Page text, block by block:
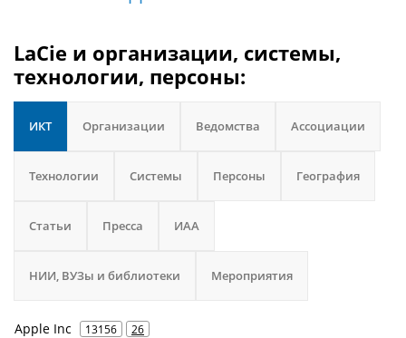
LaCie и организации, системы,
технологии, персоны:
ИКТ Организации Ведомства Ассоциации
Технологии Системы Персоны География
Статьи Пресса ИАА
НИИ, ВУЗы и библиотеки Мероприятия
Apple Inc 13156 26